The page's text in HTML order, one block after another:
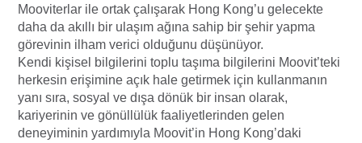
Mooviterlar ile ortak çalışarak Hong Kong’u gelecekte
daha da akıllı bir ulaşım ağına sahip bir şehir yapma
görevinin ilham verici olduğunu düşünüyor.
Kendi kişisel bilgilerini toplu taşıma bilgilerini Moovit’teki
herkesin erişimine açık hale getirmek için kullanmanın
yanı sıra, sosyal ve dışa dönük bir insan olarak,
kariyerinin ve gönüllülük faaliyetlerinden gelen
deneyiminin yardımıyla Moovit’in Hong Kong’daki